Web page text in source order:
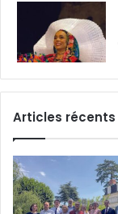
Articles récents